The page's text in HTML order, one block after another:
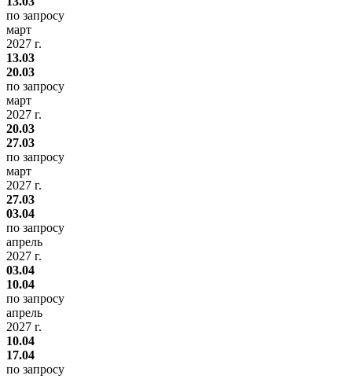
по запросу
март
2027 г.
13.03
20.03
по запросу
март
2027 г.
20.03
27.03
по запросу
март
2027 г.
27.03
03.04
по запросу
апрель
2027 г.
03.04
10.04
по запросу
апрель
2027 г.
10.04
17.04
по запросу